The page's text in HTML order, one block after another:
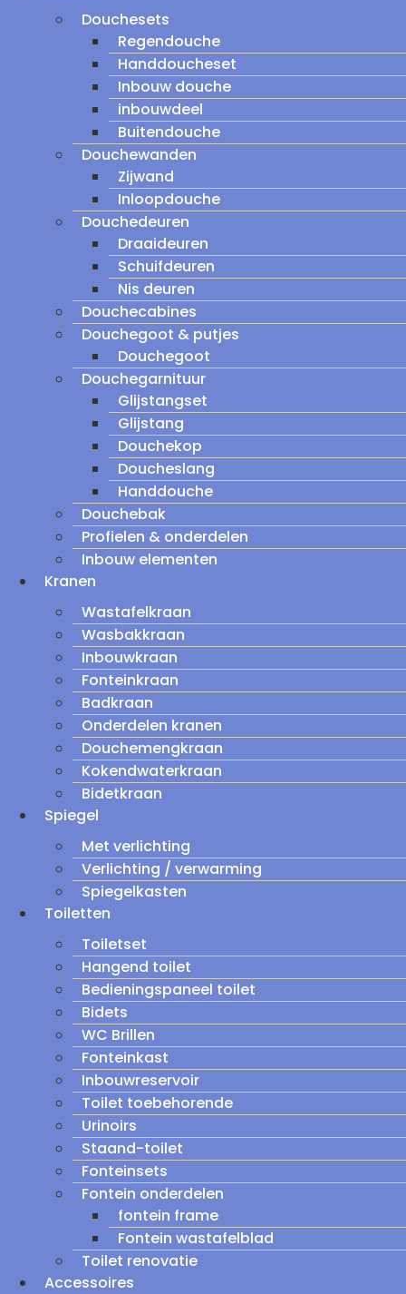
Douchesets
Regendouche
Handdoucheset
Inbouw douche
inbouwdeel
Buitendouche
Douchewanden
Zijwand
Inloopdouche
Douchedeuren
Draaideuren
Schuifdeuren
Nis deuren
Douchecabines
Douchegoot & putjes
Douchegoot
Douchegarnituur
Glijstangset
Glijstang
Douchekop
Doucheslang
Handdouche
Douchebak
Profielen & onderdelen
Inbouw elementen
Kranen
Wastafelkraan
Wasbakkraan
Inbouwkraan
Fonteinkraan
Badkraan
Onderdelen kranen
Douchemengkraan
Kokendwaterkraan
Bidetkraan
Spiegel
Met verlichting
Verlichting / verwarming
Spiegelkasten
Toiletten
Toiletset
Hangend toilet
Bedieningspaneel toilet
Bidets
WC Brillen
Fonteinkast
Inbouwreservoir
Toilet toebehorende
Urinoirs
Staand-toilet
Fonteinsets
Fontein onderdelen
fontein frame
Fontein wastafelblad
Toilet renovatie
Accessoires